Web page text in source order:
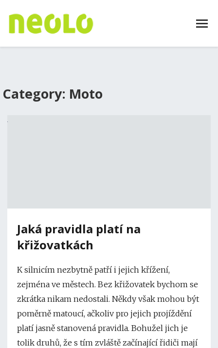
Category: Moto
Jaká pravidla platí na
křižovatkách
K silnicím nezbytně patří i jejich křížení,
zejména ve městech. Bez křižovatek bychom se
zkrátka nikam nedostali. Někdy však mohou být
poměrně matoucí, ačkoliv pro jejich projíždění
platí jasně stanovená pravidla. Bohužel jich je
tolik druhů, že s tím zvláště začínající řidiči mají